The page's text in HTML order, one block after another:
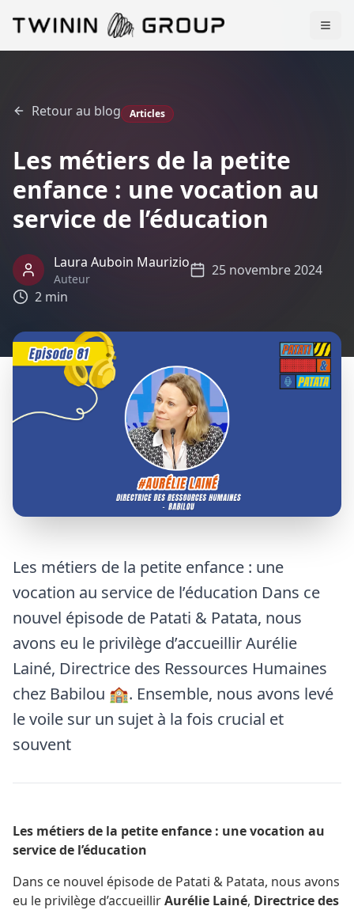
Retour au blog Articles
Les métiers de la petite
enfance : une vocation au
service de l’éducation
Laura Auboin Maurizio
Auteur
25 novembre 2024
2 min
Les métiers de la petite enfance : une
vocation au service de l’éducation Dans ce
nouvel épisode de Patati & Patata, nous
avons eu le privilège d’accueillir Aurélie
Lainé, Directrice des Ressources Humaines
chez Babilou 🏫. Ensemble, nous avons levé
le voile sur un sujet à la fois crucial et
souvent
Les métiers de la petite enfance : une vocation au
service de l’éducation
Dans ce nouvel épisode de Patati & Patata, nous avons
eu le privilège d’accueillirAurélie Lainé, Directrice des